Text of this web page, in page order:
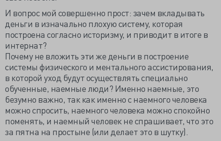
И вопрос мой совершенно прост: зачем вкладывать
деньги в изначально плохую систему, которая
построена согласно историзму, и приводит в итоге в
интернат?
Почему не вложить эти же деньги в построение
системы физического и ментального ассистирования,
в которой уход будут осуществлять специально
обученные, наемные люди? Именно наемные, это
безумно важно, так как именно с наемного человека
можно спросить, наемного человека можно спокойно
поменять, и наемный человек не спрашивает, что это
за пятна на простыне (или делает это в шутку).